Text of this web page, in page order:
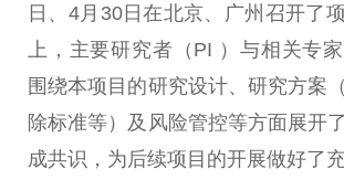
日、4月30日在北京、广州召开了
上，主要研究者（PI ）与相关专
围绕本项目的研究设计、研究方案
除标准等）及风险管控等方面展开
成共识，为后续项目的开展做好了充